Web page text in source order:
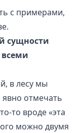
с примерами,
сущности
всеми
в лесу мы
отмечать
то вроде «эта
можно двумя